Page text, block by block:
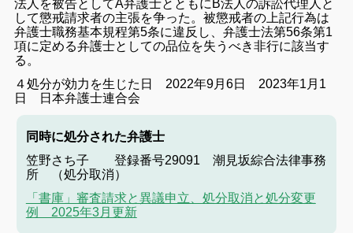
法人を被告としてA弁護士とともにB法人の訴訟代理人と
して懲戒請求者の主張を争った。被懲戒者の上記行為は
弁護士職務基本規程第5条に違反し、弁護士法第56条第1
項に定める弁護士としての品位を失うべき非行に該当す
る。
４処分が効力を生じた日 2022年9月6日
2023年1月1
日 日本弁護士連合会
同時に処分された弁護士
笠野さち子 登録番号29091 潮見坂綜合法律事務
所 （処分取消）
「書庫」審査請求と異議申立、処分取消と処分変更
例 2025年3月更新